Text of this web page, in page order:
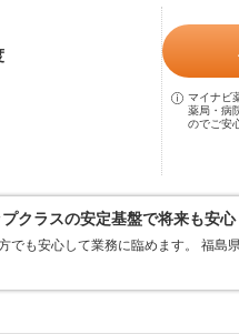
マイナビ
薬局・病
のでご安
クラスの安定基盤で将来も安心
でも安心して業務に臨めます。 福島